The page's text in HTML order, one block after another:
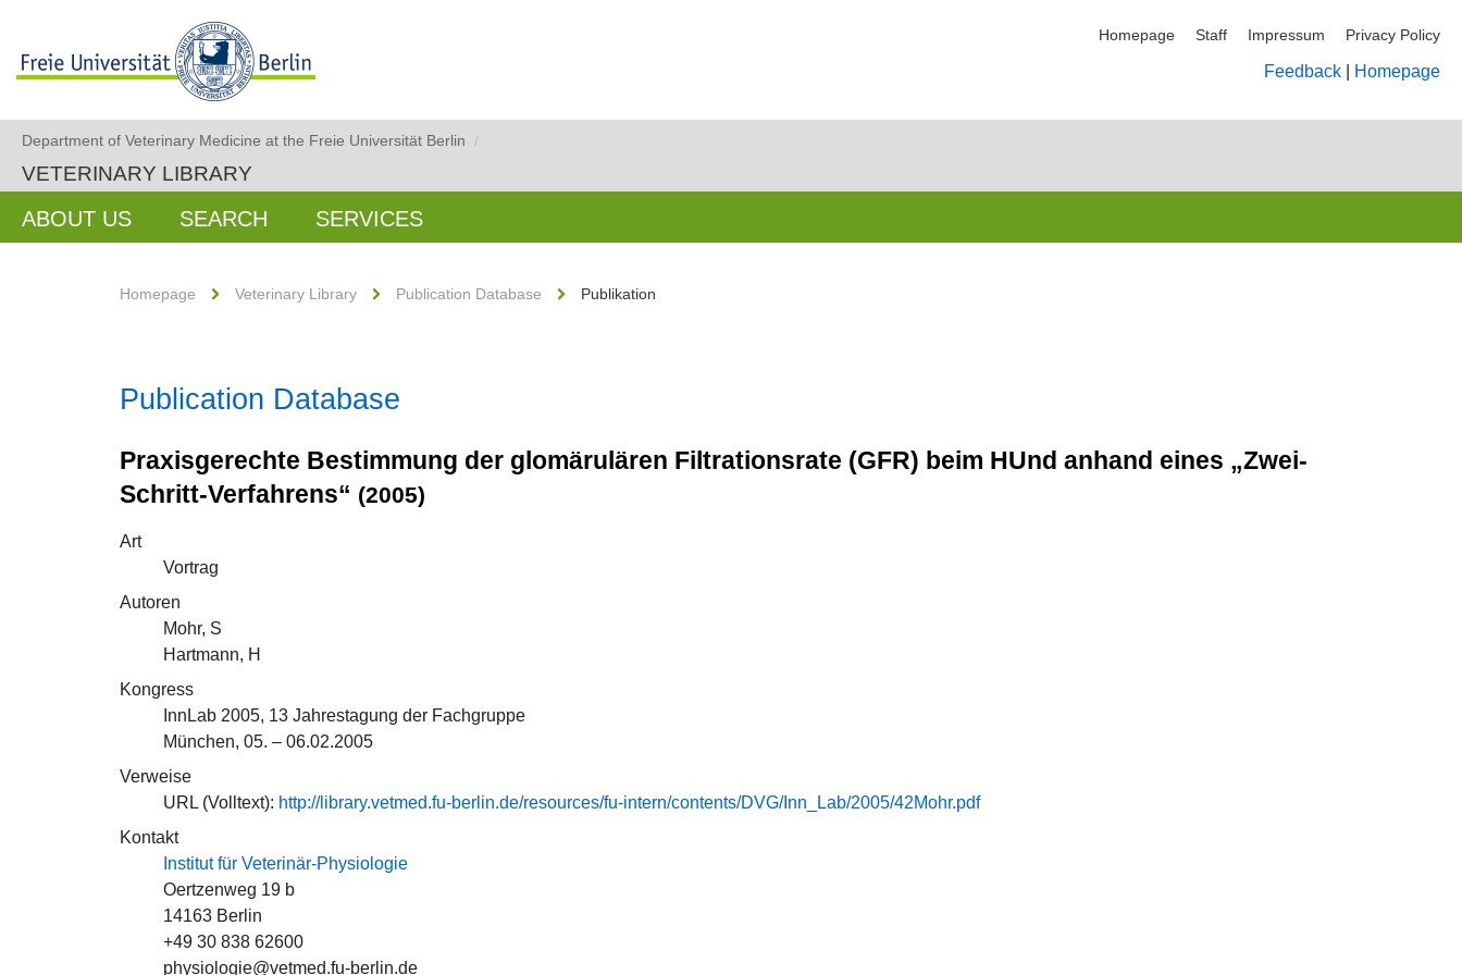
Homepage Staff Impressum Privacy Policy
Feedback Homepage
Department of Veterinary Medicine at the Freie Universität Berlin /
VETERINARY LIBRARY
ABOUT US SEARCH SERVICES
Homepage Veterinary Library Publication Database Publikation
Publication Database
Praxisgerechte Bestimmung der glomärulären Filtrationsrate (GFR) beim HUnd anhand eines „Zwei-
Schritt-Verfahrens“ (2005)
Art
Vortrag
Autoren
Mohr, S
Hartmann, H
Kongress
InnLab 2005, 13 Jahrestagung der Fachgruppe
München, 05. – 06.02.2005
Verweise
URL (Volltext): http://library.vetmed.fu-berlin.de/resources/fu-intern/contents/DVG/Inn_Lab/2005/42Mohr.pdf
Kontakt
Institut für Veterinär-Physiologie
Oertzenweg 19 b
14163 Berlin
+49 30 838 62600
physiologie@vetmed.fu-berlin.de